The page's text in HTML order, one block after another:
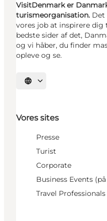
VisitDenmark er
turismeorganisation. Det
vores job at inspirere dig
bedste sider af det,
og vi håber, du finder
opleve og se.
Vælg sprog
Vores sites
Presse
Turist
Corporate
Business Events
Travel